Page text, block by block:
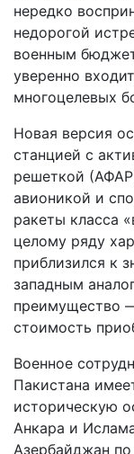
нередко
недорогой
военным
уверенно
многоцелевых
Новая версия
станцией с
решеткой
авионикой и
ракеты класса
целому ряду
приблизился к
западным
преимущество
стоимость
Военное
Пакистана
историческую
Анкара и
Азербайджан